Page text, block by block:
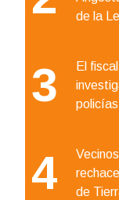
de la
3
El
4
de